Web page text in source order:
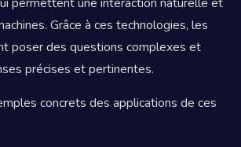
Grâce à ces technologies, les
poser des questions complexes et
précises et pertinentes.
concrets des applications de ces